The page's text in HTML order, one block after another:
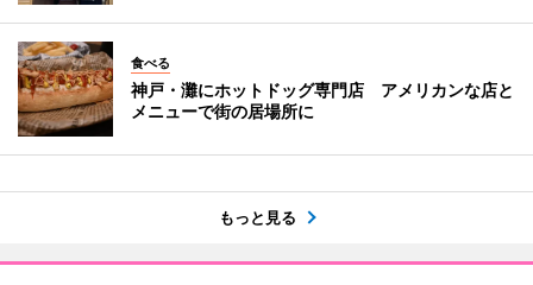
食べる
神戸・灘にホットドッグ専門店 アメリカンな店と
メニューで街の居場所に
もっと見る